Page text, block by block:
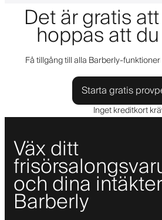
Det är gratis
hoppas att
Få tillgång till alla Barberly-
Starta gratis
Inget kreditkort
Väx ditt
och dina
Barberly